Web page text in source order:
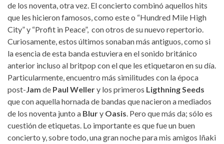
de los noventa, otra vez. El concierto combinó aquellos hits
que les hicieron famosos, como este o “Hundred Mile High
City” y “Profit in Peace”, con otros de su nuevo repertorio.
Curiosamente, estos últimos sonaban más antiguos, como si
la esencia de esta banda estuviera en el sonido británico
anterior incluso al britpop con el que les etiquetaron en su día.
Particularmente, encuentro más similitudes con la época
post-Jam de Paul Wellery los primeros Ligthning Seeds
que con aquella hornada de bandas que nacieron a mediados
de los noventa junto a Blury Oasis. Pero que más da; sólo es
cuestión de etiquetas. Lo importante es que fue un buen
concierto y, sobre todo, una gran noche para mis amigos Iñaki